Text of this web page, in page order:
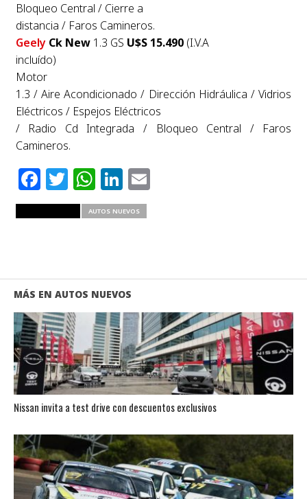
Bloqueo Central / Cierre a
distancia / Faros Camineros.
GeelyCk New1.3 GS U$S 15.490(I.V.A
incluído)
Motor
1.3 / Aire Acondicionado / Dirección Hidráulica / Vidrios
Eléctricos / Espejos Eléctricos
/ Radio Cd Integrada / Bloqueo Central / Faros
Camineros.
Facebook
Twitter
WhatsApp
LinkedIn
Email
AUTOS NUEVOS
MÁS EN AUTOS NUEVOS
Nissan invita a test drive con descuentos exclusivos